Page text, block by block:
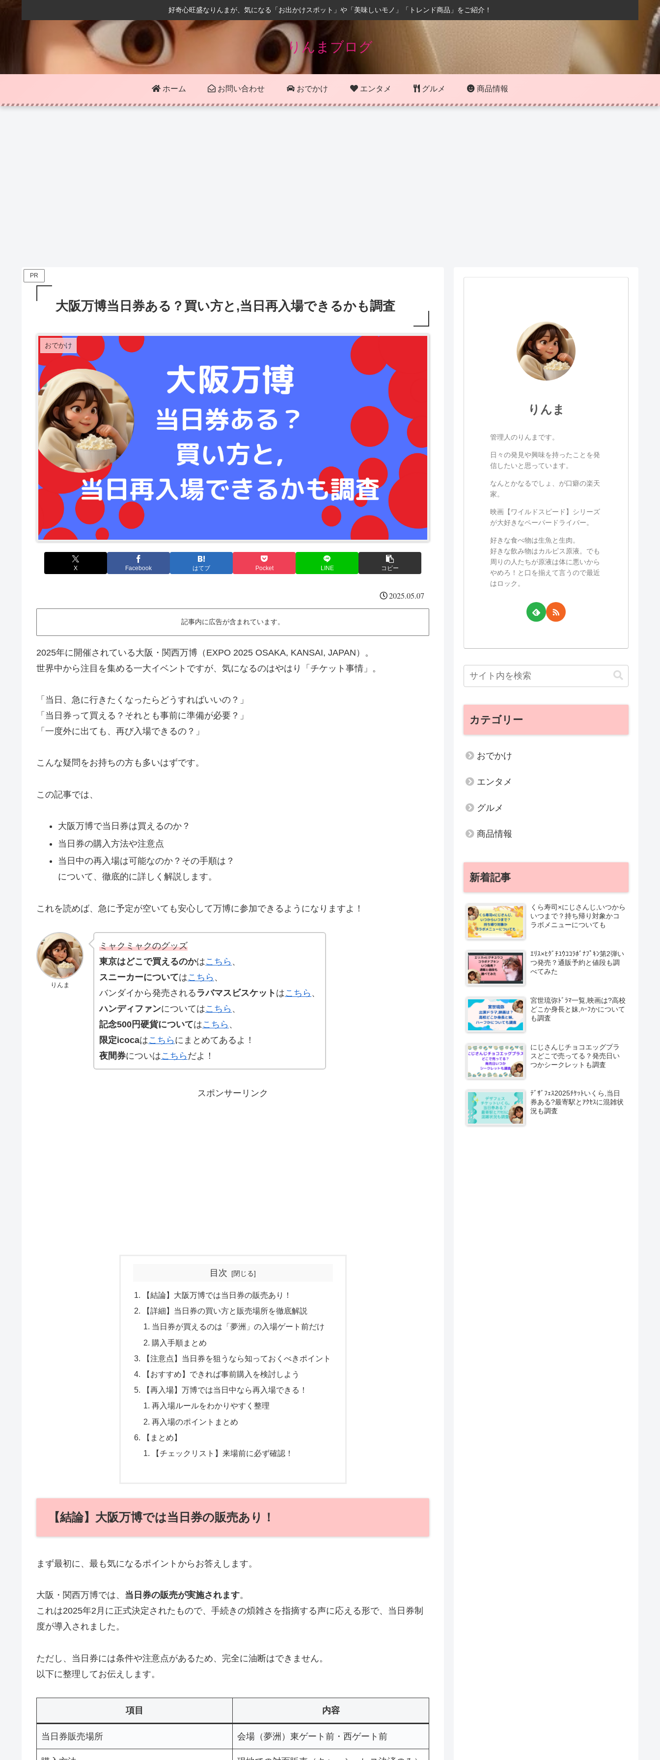
好奇心旺盛なりんまが、気になる「お出かけスポット」や「美味しいモノ」「トレンド商品」をご紹介！
りんまブログ
ホーム お問い合わせ おでかけ エンタメ グルメ 商品情報
PR
大阪万博当日券ある？買い方と,当日再入場できるかも調査
おでかけ
X Facebook はてブ Pocket LINE コピー
2025.05.07
記事内に広告が含まれています。
2025年に開催されている大阪・関西万博（EXPO 2025 OSAKA, KANSAI, JAPAN）。
世界中から注目を集める一大イベントですが、気になるのはやはり「チケット事情」。
「当日、急に行きたくなったらどうすればいいの？」
「当日券って買える？それとも事前に準備が必要？」
「一度外に出ても、再び入場できるの？」
こんな疑問をお持ちの方も多いはずです。
この記事では、
大阪万博で当日券は買えるのか？
当日券の購入方法や注意点
当日中の再入場は可能なのか？その手順は？
について、徹底的に詳しく解説します。
これを読めば、急に予定が空いても安心して万博に参加できるようになりますよ！
りんま
ミャクミャクのグッズ
東京はどこで買えるのかはこちら 、
スニーカーについてはこちら 、
バンダイから発売される ラバマスビスケット はこちら 、
ハンディファンについてはこちら 、
記念500円硬貨についてはこちら 、
限定icocaはこちら にまとめてあるよ！
夜間券についはこちら だよ！
スポンサーリンク
目次
【結論】大阪万博では当日券の販売あり！
【詳細】当日券の買い方と販売場所を徹底解説
当日券が買えるのは「夢洲」の入場ゲート前だけ
購入手順まとめ
【注意点】当日券を狙うなら知っておくべきポイント
【おすすめ】できれば事前購入を検討しよう
【再入場】万博では当日中なら再入場できる！
再入場ルールをわかりやすく整理
再入場のポイントまとめ
【まとめ】
【チェックリスト】来場前に必ず確認！
【結論】大阪万博では当日券の販売あり！
まず最初に、最も気になるポイントからお答えします。
大阪・関西万博では、 当日券の販売が実施されます。
これは2025年2月に正式決定されたもので、手続きの煩雑さを指摘する声に応える形で、当日券制
度が導入されました。
ただし、当日券には条件や注意点があるため、完全に油断はできません。
以下に整理してお伝えします。
項目 内容
当日券販売場所 会場（夢洲）東ゲート前・西ゲート前
りんま
管理人のりんまです。
日々の発見や興味を持ったことを発
信したいと思っています。
なんとかなるでしょ、が口癖の楽天
家。
映画【ワイルドスピード】シリーズ
が大好きなペーパードライバー。
好きな食べ物は生魚と生肉。
好きな飲み物はカルピス原液。でも
周りの人たちが原液は体に悪いから
やめろ！と口を揃えて言うので最近
はロック。
カテゴリー
おでかけ
エンタメ
グルメ
商品情報
新着記事
くら寿司×にじさんじ,いつから
いつまで？持ち帰り対象かコ
ラボメニューについても
ｴﾘｽ×ﾋｸﾞﾁﾕｳｺｺﾗﾎﾞﾅﾌﾟｷﾝ第2弾い
つ発売？通販予約と値段も調
べてみた
宮世琉弥ﾄﾞﾗﾏ一覧,映画は?高校
どこか身長と妹,ﾊｰﾌかについて
も調査
にじさんじチョコエッグプラ
スどこで売ってる？発売日い
つかシークレットも調査
ﾃﾞｻﾞﾌｪｽ2025ﾁｹｯﾄいくら,当日
券ある?最寄駅とｱｸｾｽに混雑状
況も調査